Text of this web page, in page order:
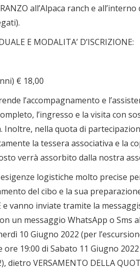
all’Alpaca ranch e
E MODALITA’ D’ISCRIZIONE:
€ 18,00
l’accompagnamento e
l’ingresso e la visita con
Inoltre, nella quota di
la tessera associativa e la
verrà assorbito dalla nostra
logistiche molto precise
del cibo e la sua
e vanno inviate tramite la
un messaggio WhatsApp o Sms
10 Giugno 2022 (per
19:00 di Sabato 11 Giugno
dietro VERSAMENTO DELLA